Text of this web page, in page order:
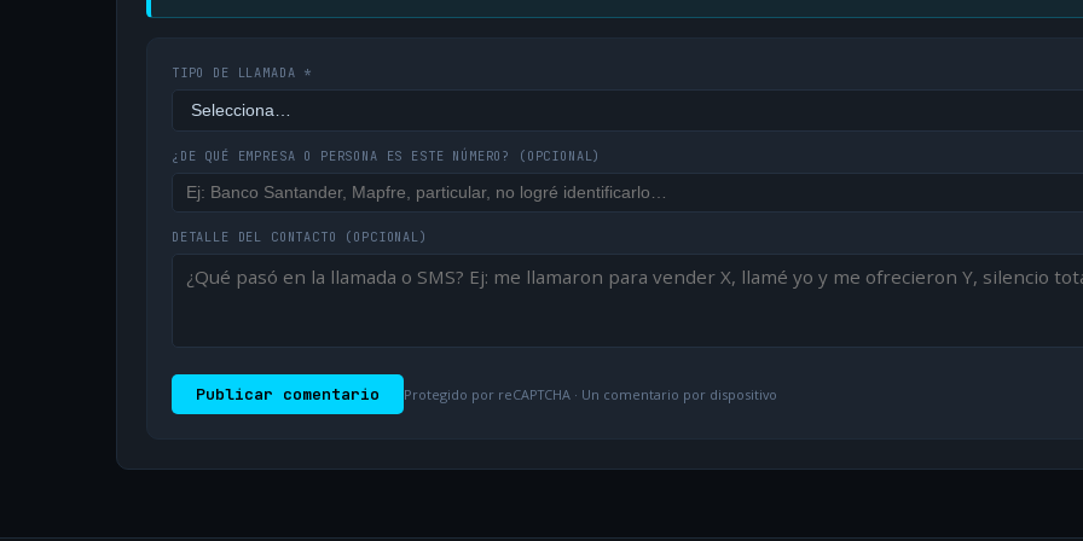
TIPO DE LLAMADA *
¿DE QUÉ EMPRESA O PERSONA ES ESTE NÚMERO? (OPCIONAL)
DETALLE DEL CONTACTO (OPCIONAL)
Publicar comentario Protegido por reCAPTCHA · Un comentario por dispositivo